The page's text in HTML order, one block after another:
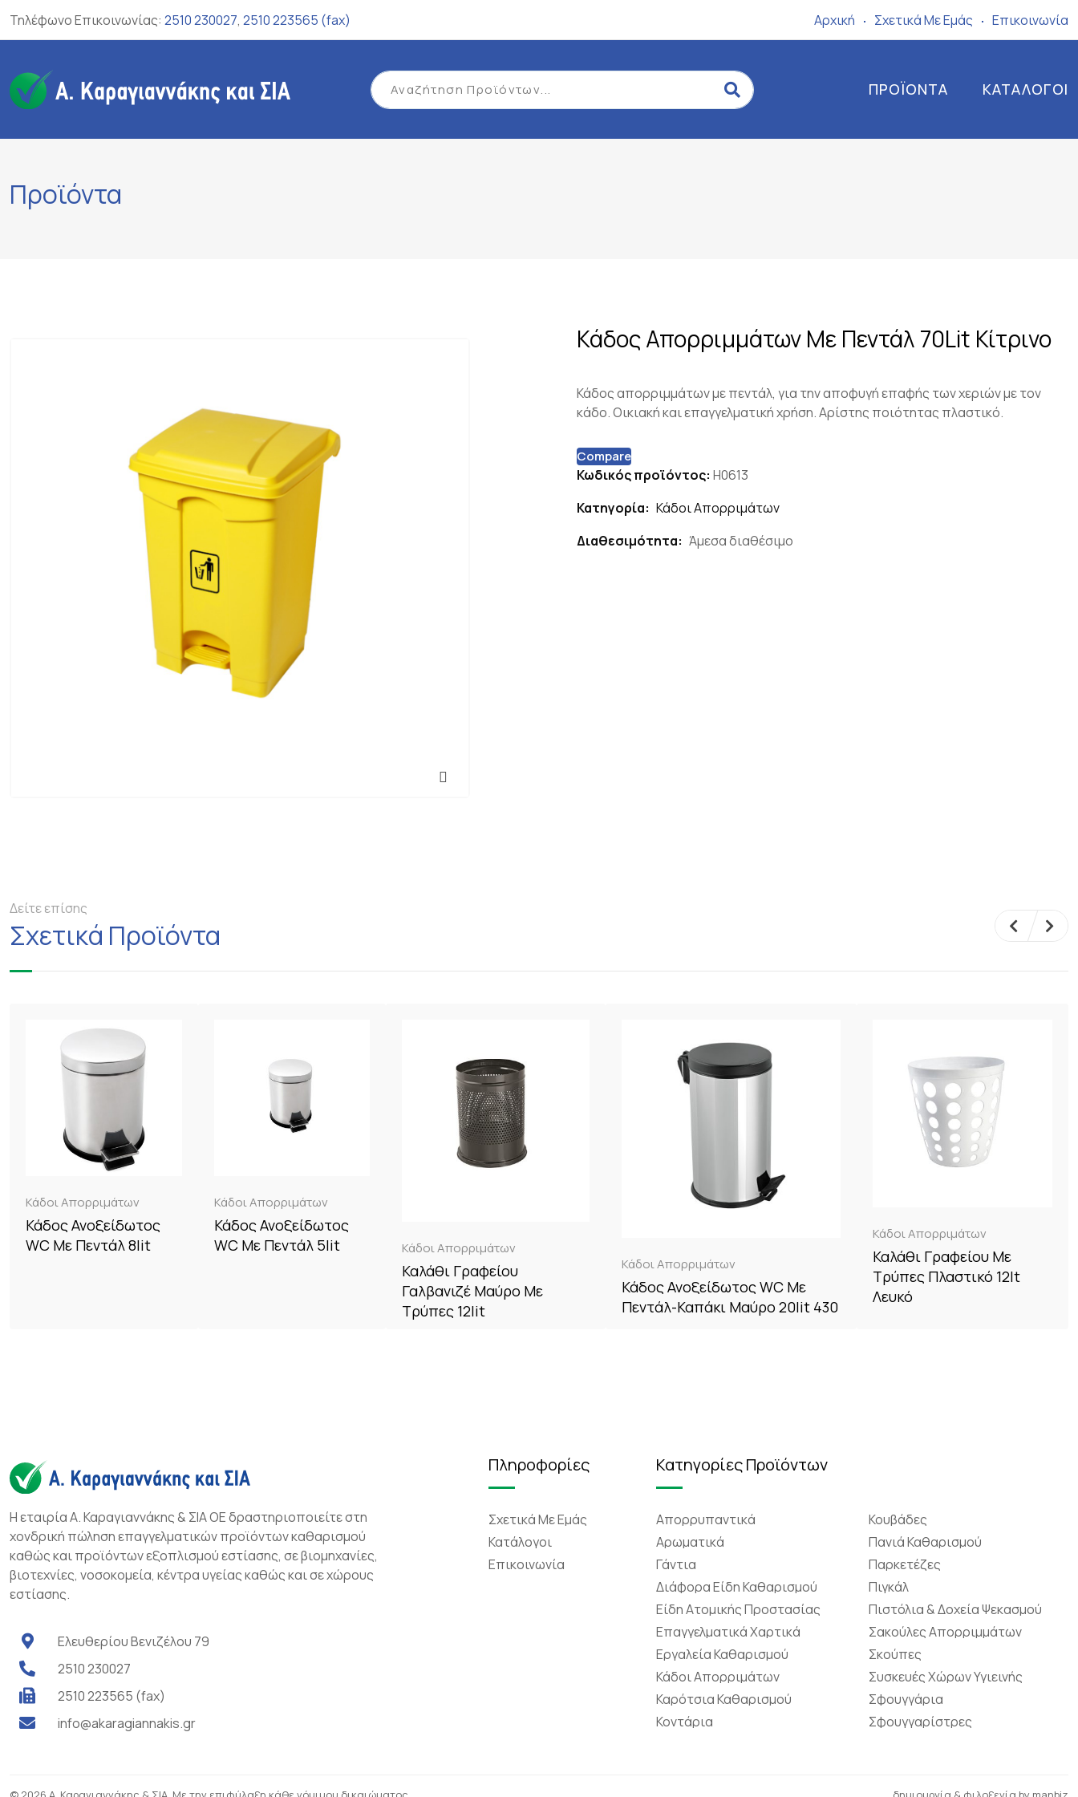
Τηλέφωνο Επικοινωνίας: 2510 230027, 2510 223565 (fax) Αρχική Σχετικά Mε Eμάς Επικοινωνία
ΠΡΟΪΌΝΤΑ ΚΑΤΆΛΟΓΟΙ
Προϊόντα
Κάδος Απορριμμάτων Με Πεντάλ 70Lit Κίτρινο
Κάδος απορριμμάτων με πεντάλ, για την αποφυγή επαφής των χεριών με τον
κάδο. Οικιακή και επαγγελματική χρήση. Αρίστης ποιότητας πλαστικό.
Compare
Κωδικός προϊόντος: H0613
Κατηγορία: Κάδοι Απορριμάτων
Διαθεσιμότητα: Άμεσα διαθέσιμο
Δείτε επίσης
Σχετικά Προϊόντα
Κάδοι Απορριμάτων
Κάδος Ανοξείδωτος
WC Με Πεντάλ 8lit
Κάδοι Απορριμάτων
Κάδος Ανοξείδωτος
WC Με Πεντάλ 5lit
Κάδοι Απορριμάτων
Καλάθι Γραφείου
Γαλβανιζέ Μαύρο Με
Τρύπες 12lit
Κάδοι Απορριμάτων
Κάδος Ανοξείδωτος WC Με
Πεντάλ-Καπάκι Μαύρο 20lit 430
Κάδοι Απορριμάτων
Καλάθι Γραφείου Με
Τρύπες Πλαστικό 12lt
Λευκό
Η εταιρία Α. Καραγιαννάκης & ΣΙΑ ΟΕ δραστηριοποιείτε στη
χονδρική πώληση επαγγελματικών προϊόντων καθαρισμού
καθώς και προϊόντων εξοπλισμού εστίασης, σε βιομηχανίες,
βιοτεχνίες, νοσοκομεία, κέντρα υγείας καθώς και σε χώρους
εστίασης.
Ελευθερίου Βενιζέλου 79
2510 230027
2510 223565 (fax)
info@akaragiannakis.gr
Πληροφορίες
Σχετικά Mε Eμάς
Κατάλογοι
Επικοινωνία
Κατηγορίες Προϊόντων
Απορρυπαντικά
Αρωματικά
Γάντια
Διάφορα Είδη Καθαρισμού
Είδη Ατομικής Προστασίας
Επαγγελματικά Χαρτικά
Εργαλεία Καθαρισμού
Κάδοι Απορριμάτων
Καρότσια Καθαρισμού
Κοντάρια
Κουβάδες
Πανιά Καθαρισμού
Παρκετέζες
Πιγκάλ
Πιστόλια & Δοχεία Ψεκασμού
Σακούλες Απορριμμάτων
Σκούπες
Συσκευές Χώρων Υγιεινής
Σφουγγάρια
Σφουγγαρίστρες